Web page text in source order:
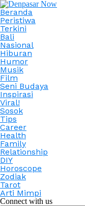
Beranda
Peristiwa
Terkini
Bali
Nasional
Hiburan
Humor
Musik
Film
Seni Budaya
Inspirasi
Viral!
Sosok
Tips
Career
Health
Family
Relationship
DIY
Horoscope
Zodiak
Tarot
Arti Mimpi
Connect with us